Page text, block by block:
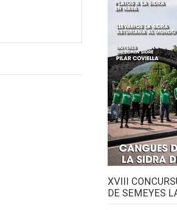
XVIII
DE SEMEYES